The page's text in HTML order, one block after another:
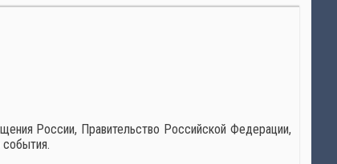
России, Правительство Российской Федерации,
события.